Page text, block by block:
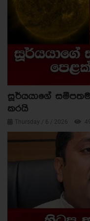
සූර්යයාගේ
කරයි
Thursday / 6 / 2026